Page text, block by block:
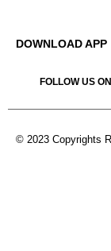
DOWNLOAD APP
FOLLOW US ON
© 2023 Copyrights